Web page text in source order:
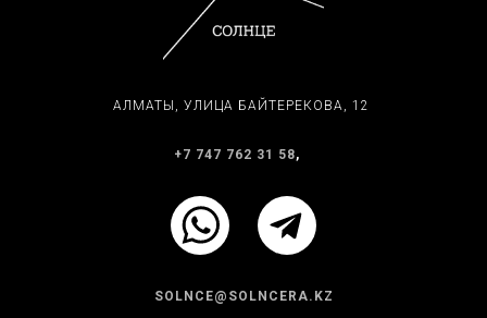
АЛМАТЫ, ​УЛИЦА БАЙТЕРЕКОВА, 12
+7 747 762 31 58,
SOLNCE@SOLNCERA.KZ